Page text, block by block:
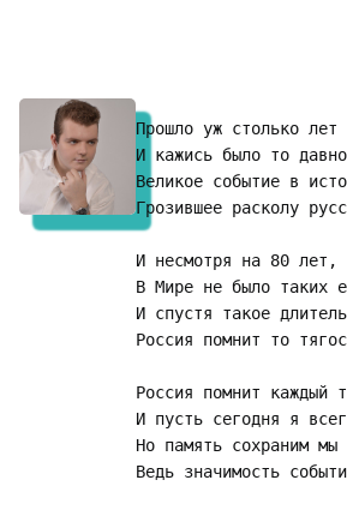
Прошло уж столько лет
И кажись было то
Великое событие в
Грозившее расколу
И несмотря на 80 лет,
В Мире не было таких
И спустя такое
Россия помнит то
Россия помнит каждый
И пусть сегодня я
Но память сохраним
Ведь значимость